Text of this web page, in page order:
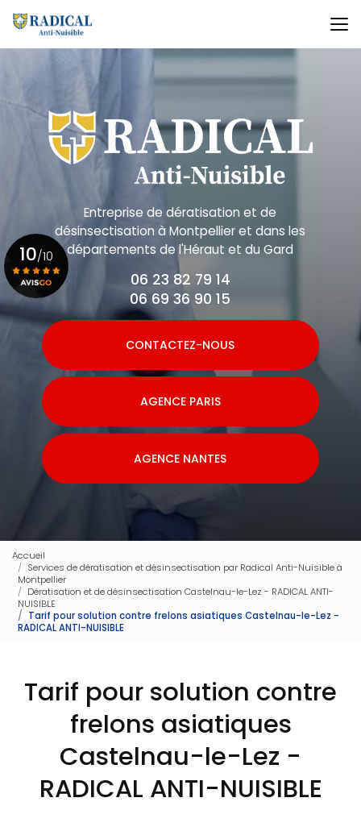
au
contenu
principal
Entreprise de dératisation et de
désinsectisationà Montpellier et dans les
départements de l'Héraut et du Gard
06 23 82 79 14
06 69 36 90 15
CONTACTEZ-NOUS
AGENCE PARIS
AGENCE NANTES
10/10
Voir le certificat
Accueil
Services de dératisation et désinsectisation par Radical Anti-Nuisible à
Montpellier
Dératisation et de désinsectisation Castelnau-le-Lez - RADICAL ANTI-
NUISIBLE
Tarif pour solution contre frelons asiatiques Castelnau-le-Lez -
RADICAL ANTI-NUISIBLE
Tarif pour solution contre
frelons asiatiques
Castelnau-le-Lez -
RADICAL ANTI-NUISIBLE